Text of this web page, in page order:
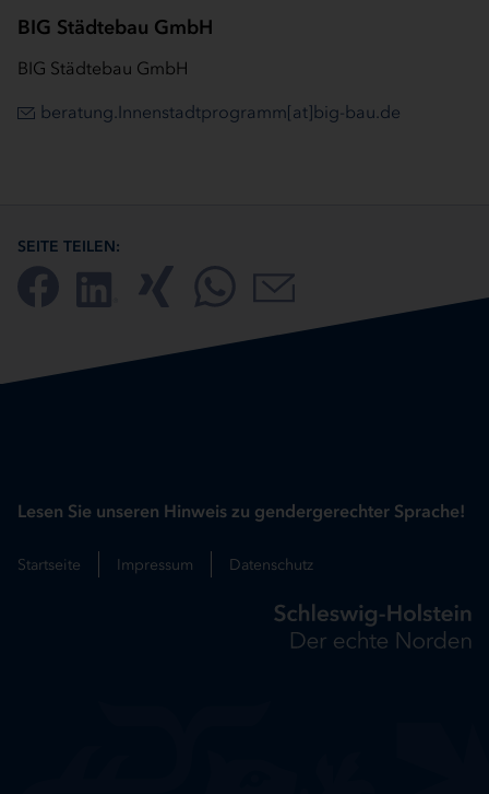
BIG Städtebau GmbH
BIG Städtebau GmbH
beratung.Innenstadtprogramm[at]big-bau.de
SEITE TEILEN:
Lesen Sie unseren Hinweis zu gendergerechter Sprache!
Startseite Impressum Datenschutz